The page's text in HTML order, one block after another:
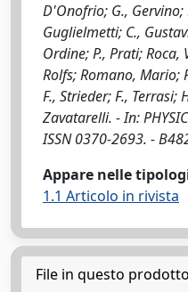
D'Onofrio; G., Gervino;
Guglielmetti; C.,
Ordine; P., Prati; Roca,
Rolfs; Romano, Mario;
F., Strieder; F., Terrasi;
Zavatarelli. - In:
ISSN 0370-2693. -
Appare nelle
1.1 Articolo in rivista
File in questo